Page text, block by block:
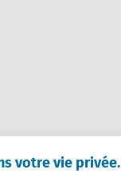
votre vie privée.